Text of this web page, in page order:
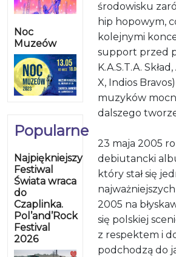
Noc
Muzeów
Popularne
Najpiękniejszy
Festiwal
Świata wraca
do
Czaplinka.
Pol’and’Rock
Festival
2026
środowisku
hip hopowym,
kolejnymi
support przed
K.A.S.T.A.
X, Indios
muzyków
dalszego
23 maja 2005
debiutancki
który stał się
2005 na
się polskiej
z respektem i
podchodzą do